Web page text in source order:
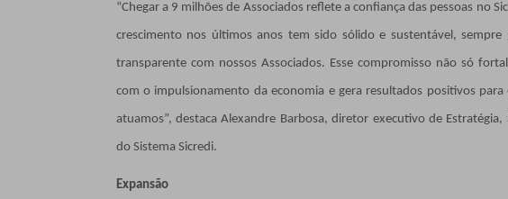
“Chegar a 9 milhões de Associados reflete a confiança das pessoas no
crescimento nos últimos anos tem sido sólido e sustentável,
transparente com nossos Associados. Esse compromisso não só
com o impulsionamento da economia e gera resultados positivos
atuamos”, destaca Alexandre Barbosa, diretor executivo de
do Sistema Sicredi.
Expansão